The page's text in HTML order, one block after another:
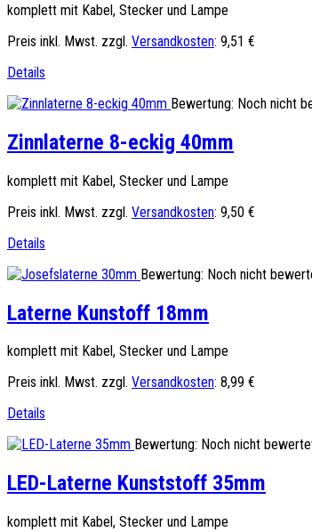
komplett mit Kabel, Stecker und Lampe
Preis inkl. Mwst. zzgl. Versandkosten: 9,51 €
Details
Bewertung: Noch nicht
Zinnlaterne 8-eckig 40mm
komplett mit Kabel, Stecker und Lampe
Preis inkl. Mwst. zzgl. Versandkosten: 9,50 €
Details
Bewertung: Noch nicht
Laterne Kunstoff 18mm
komplett mit Kabel, Stecker und Lampe
Preis inkl. Mwst. zzgl. Versandkosten: 8,99 €
Details
Bewertung: Noch nicht
LED-Laterne Kunststoff 35mm
komplett mit Kabel, Stecker und Lampe